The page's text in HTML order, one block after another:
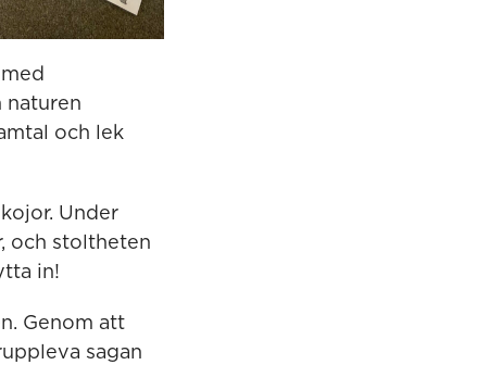
naturen
och lek
Under
och stoltheten
in!
Genom att
sagan